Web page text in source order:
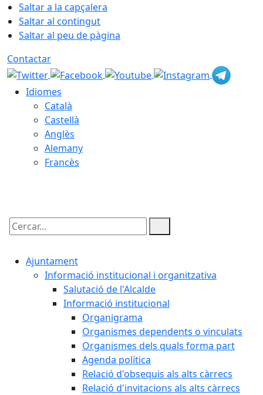
Saltar a la capçalera
Saltar al contingut
Saltar al peu de pàgina
Contactar
Idiomes
Català
Castellà
Anglès
Alemany
Francès
Cercar:
Ajuntament
Informació institucional i organitzativa
Salutació de l'Alcalde
Informació institucional
Organigrama
Organismes dependents o vinculats
Organismes dels quals forma part
Agenda política
Relació d'obsequis als alts càrrecs
Relació d'invitacions als alts càrrecs